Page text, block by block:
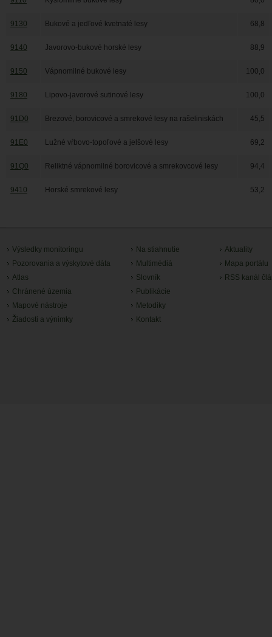
9130 Bukové a jedľové kvetnaté lesy 68,8
9140 Javorovo-bukové horské lesy 88,9
9150 Vápnomilné bukové lesy 100,0
9180 Lipovo-javorové sutinové lesy 100,0
91D0 Brezové, borovicové a smrekové lesy na rašeliniskách 45,5
91E0 Lužné vŕbovo-topoľové a jelšové lesy 69,2
91Q0 Reliktné vápnomilné borovicové a smrekovcové lesy 94,4
9410 Horské smrekové lesy 53,2
Výsledky monitoringu
Pozorovania a výskytové dáta
Atlas
Chránené územia
Mapové nástroje
Žiadosti a výnimky
Na stiahnutie
Multimédiá
Slovník
Publikácie
Metodiky
Kontakt
Aktuality
Mapa portálu
RSS kanál